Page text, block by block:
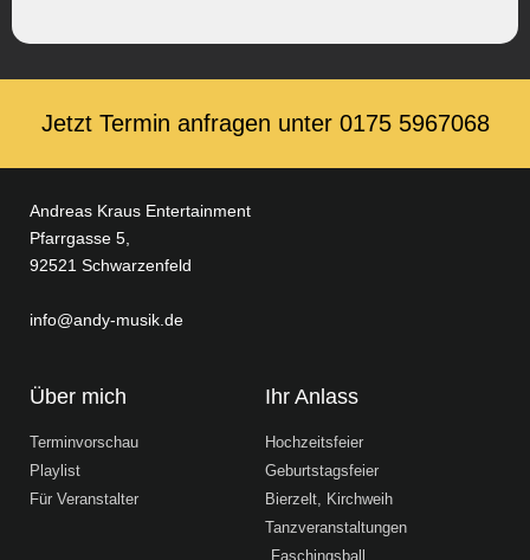
Jetzt Termin anfragen unter ‭0175 5967068‬
Andreas Kraus Entertainment
Pfarrgasse 5,
92521 Schwarzenfeld
info@andy-musik.de
Über mich
Terminvorschau
Playlist
Für Veranstalter
Ihr Anlass
Hochzeitsfeier
Geburtstagsfeier
Bierzelt, Kirchweih
Tanzveranstaltungen
Faschingsball